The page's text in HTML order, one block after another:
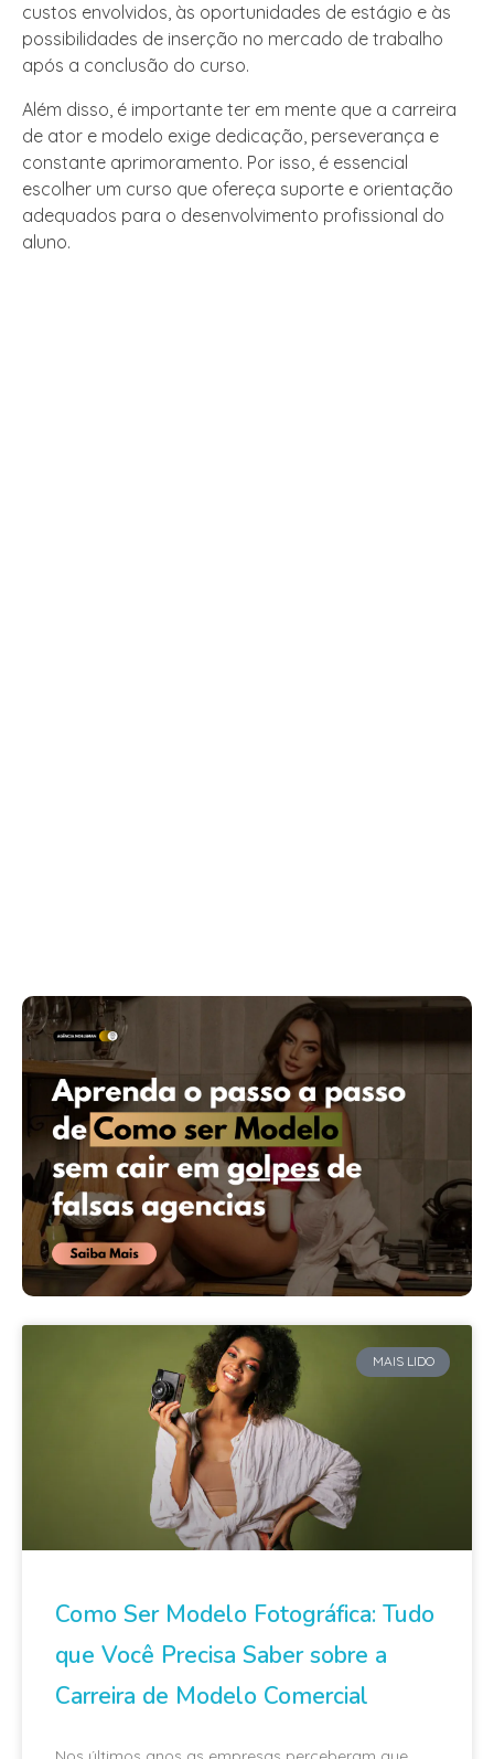
custos envolvidos, às oportunidades de estágio e às
possibilidades de inserção no mercado de trabalho
após a conclusão do curso.
Além disso, é importante ter em mente que a carreira
de ator e modelo exige dedicação, perseverança e
constante aprimoramento. Por isso, é essencial
escolher um curso que ofereça suporte e orientação
adequados para o desenvolvimento profissional do
aluno.
MAIS LIDO
Como Ser Modelo Fotográfica: Tudo
que Você Precisa Saber sobre a
Carreira de Modelo Comercial